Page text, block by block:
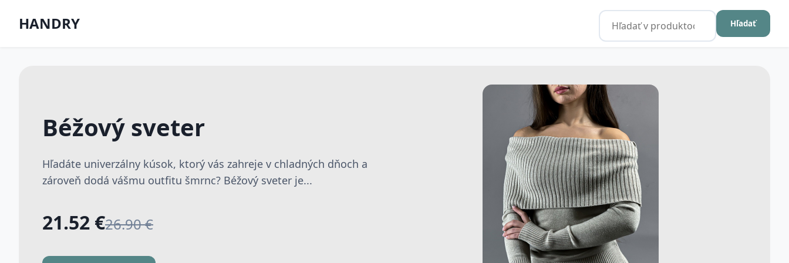
HANDRY Hľadať
Béžový sveter
Hľadáte univerzálny kúsok, ktorý vás zahreje v chladných dňoch a
zároveň dodá vášmu outfitu šmrnc? Béžový sveter je...
21.52 €26.90 €